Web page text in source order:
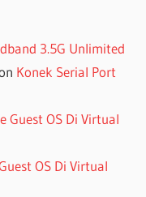
3.5G Unlimited
Konek Serial Port
Guest OS Di Virtual
OS Di Virtual